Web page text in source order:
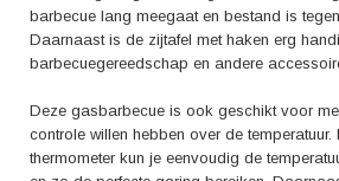
barbecue lang meegaat en bestand is
Daarnaast is de zijtafel met haken erg
barbecuegereedschap en andere
Deze gasbarbecue is ook geschikt voor
controle willen hebben over de
thermometer kun je eenvoudig de